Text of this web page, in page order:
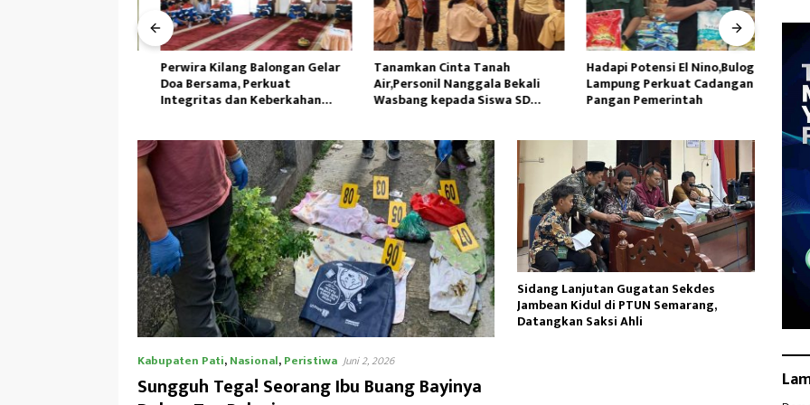
Perwira Kilang Balongan Gelar
Doa Bersama, Perkuat
Integritas dan Keberkahan
Tanamkan Cinta Tanah
Air,Personil Nanggala Bekali
Wasbang kepada Siswa SD
Hadapi Potensi El Nino,Bulog
Lampung Perkuat Cadangan
Pangan Pemerintah
Kabupaten Pati,Nasional,Peristiwa Juni 2, 2026
Sungguh Tega! Seorang Ibu Buang Bayinya
Sidang Lanjutan Gugatan Sekdes
Jambean Kidul di PTUN Semarang,
Datangkan Saksi Ahli